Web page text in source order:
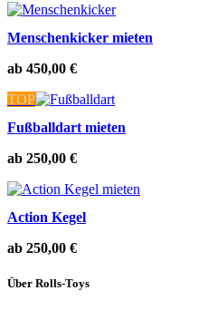
Menschenkicker mieten
ab 450,00 €
TOP
Fußballdart mieten
ab 250,00 €
Action Kegel
ab 250,00 €
Über Rolls-Toys